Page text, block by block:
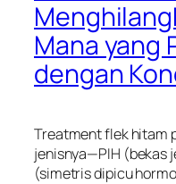
Mana yang
dengan
Treatment flek hitam
jenisnya—PIH (bekas
(simetris dipicu